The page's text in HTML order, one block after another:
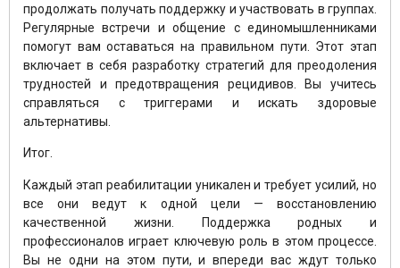
продолжать получать поддержку и участвовать в группах.
Регулярные встречи и общение с единомышленниками
помогут вам оставаться на правильном пути. Этот этап
включает в себя разработку стратегий для преодоления
трудностей и предотвращения рецидивов. Вы учитесь
справляться с триггерами и искать здоровые
альтернативы.
Итог.
Каждый этап реабилитации уникален и требует усилий, но
все они ведут к одной цели — восстановлению
качественной жизни. Поддержка родных и
профессионалов играет ключевую роль в этом процессе.
Вы не одни на этом пути, и впереди вас ждут только